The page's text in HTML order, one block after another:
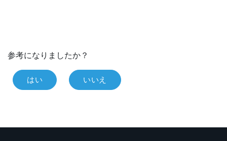
参考になりましたか？
はい いいえ